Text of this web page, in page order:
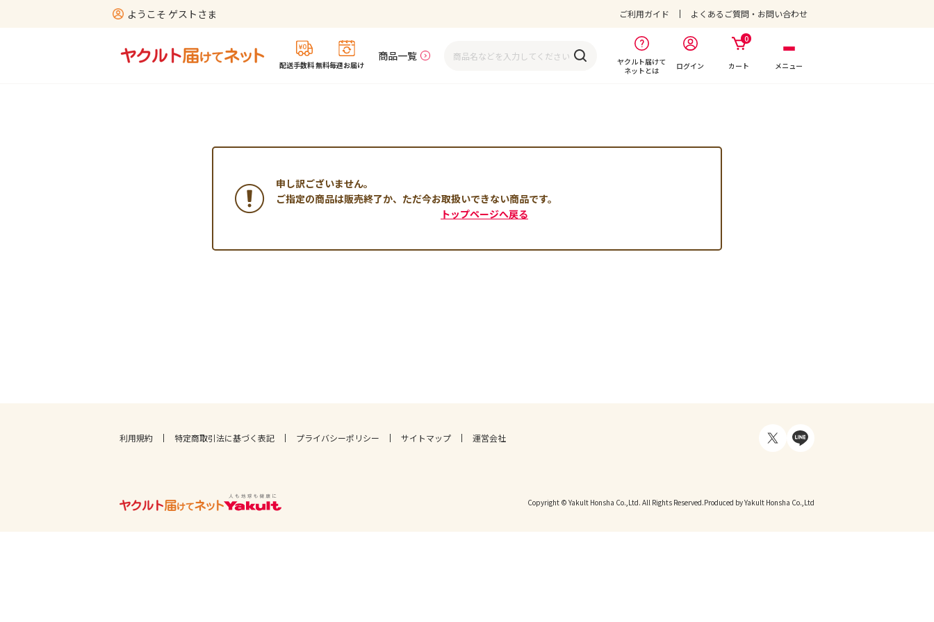
ようこそ ゲストさま ご利用ガイド よくあるご質問・お問い合わせ
配送手数料 無料毎週お届け
商品一覧
ヤクルト届けて
ネットとは
ログイン
0
カート メニュー
申し訳ございません。
ご指定の商品は販売終了か、ただ今お取扱いできない商品です。
トップページへ戻る
利用規約 特定商取引法に基づく表記 プライバシーポリシー サイトマップ 運営会社
Copyright © Yakult Honsha Co.,Ltd. All Rights Reserved.Produced by Yakult Honsha Co.,Ltd